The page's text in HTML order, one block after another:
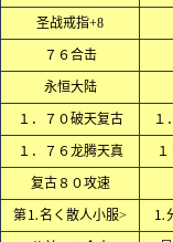
圣战戒指+8
７６合击
永恒大陆
１．７０破天复古 １
１．７６龙腾天真
复古８０攻速
第⒈名く散人小服> ⒈